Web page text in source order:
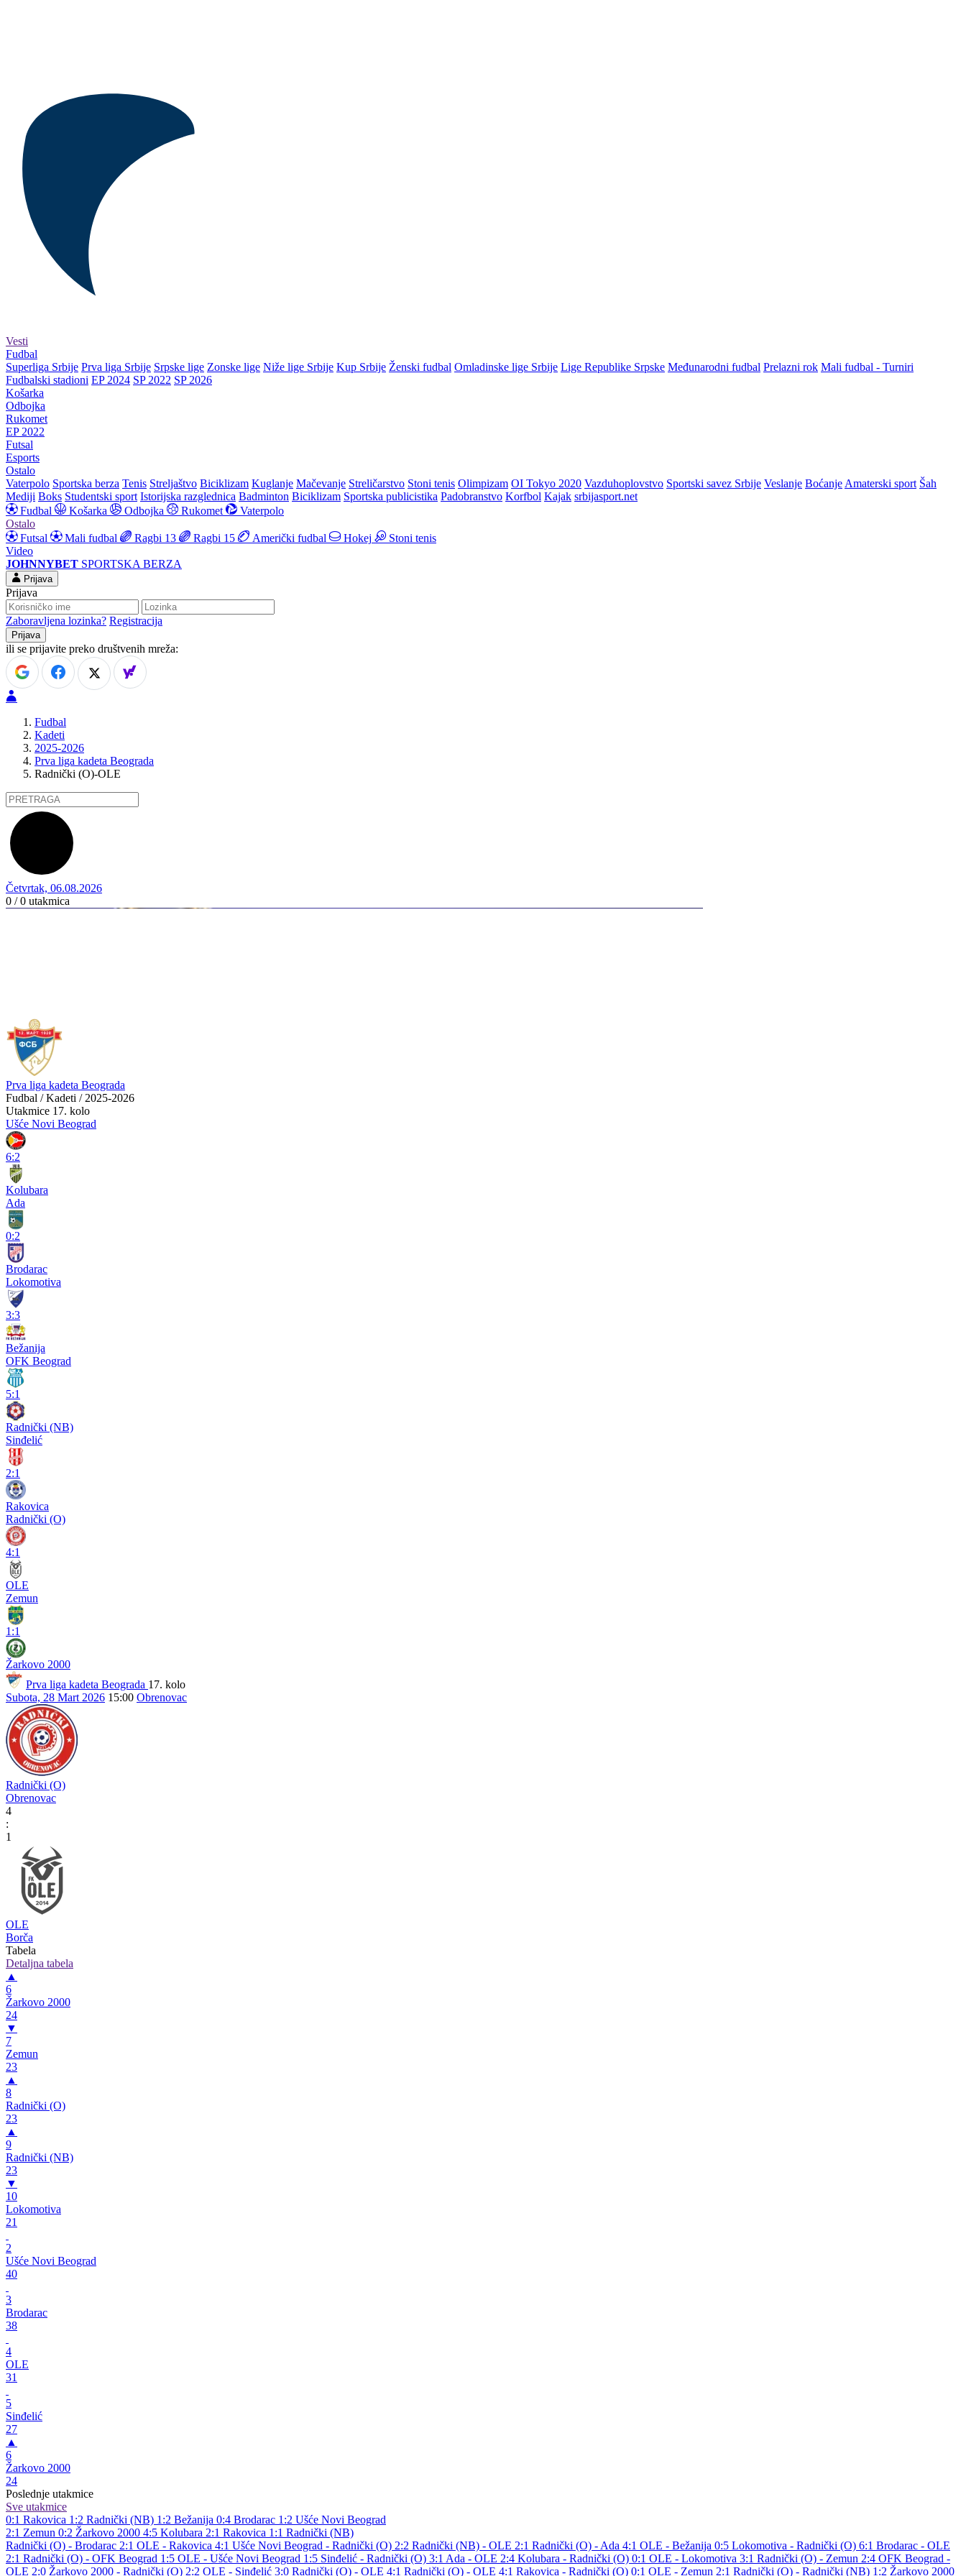
Vesti
Fudbal
Superliga Srbije Prva liga Srbije Srpske lige Zonske lige Niže lige Srbije Kup Srbije Ženski fudbal Omladinske lige Srbije Lige Republike Srpske Međunarodni fudbal Prelazni rok Mali fudbal - Turniri
Fudbalski stadioni EP 2024 SP 2022 SP 2026
Košarka
Odbojka
Rukomet
EP 2022
Futsal
Esports
Ostalo
Vaterpolo Sportska berza Tenis Streljaštvo Biciklizam Kuglanje Mačevanje Streličarstvo Stoni tenis Olimpizam OI Tokyo 2020 Vazduhoplovstvo Sportski savez Srbije Veslanje Boćanje Amaterski sport Šah
Mediji Boks Studentski sport Istorijska razglednica Badminton Biciklizam Sportska publicistika Padobranstvo Korfbol Kajak srbijasport.net
Fudbal
Košarka Odbojka Rukomet
Vaterpolo
Ostalo
Futsal
Mali fudbal Ragbi 13 Ragbi 15 Američki fudbal Hokej
Stoni tenis
Video
JOHNNYBET SPORTSKA BERZA
Prijava
Prijava
Zaboravljena lozinka? Registracija
ili se prijavite preko društvenih mreža:
Fudbal
Kadeti
2025-2026
Prva liga kadeta Beograda
Radnički (O)-OLE
Četvrtak, 06.08.2026
0 / 0 utakmica
Prva liga kadeta Beograda
Fudbal / Kadeti / 2025-2026
Utakmice 17. kolo
Ušće Novi Beograd
6:2
Kolubara
Ada
0:2
Brodarac
Lokomotiva
3:3
Bežanija
OFK Beograd
5:1
Radnički (NB)
Sinđelić
2:1
Rakovica
Radnički (O)
4:1
OLE
Zemun
1:1
Žarkovo 2000
Prva liga kadeta Beograda 17. kolo
Subota, 28 Mart 2026 15:00 Obrenovac
Radnički (O)
Obrenovac
4
:
1
OLE
Borča
Tabela
Detaljna tabela
▲
6
Žarkovo 2000
24
▼
7
Zemun
23
▲
8
Radnički (O)
23
▲
9
Radnički (NB)
23
▼
10
Lokomotiva
21
2
Ušće Novi Beograd
40
3
Brodarac
38
4
OLE
31
5
Sinđelić
27
▲
6
Žarkovo 2000
24
Poslednje utakmice
Sve utakmice
0:1 Rakovica 1:2 Radnički (NB) 1:2 Bežanija 0:4 Brodarac 1:2 Ušće Novi Beograd
2:1 Zemun 0:2 Žarkovo 2000 4:5 Kolubara 2:1 Rakovica 1:1 Radnički (NB)
Radnički (O) - Brodarac 2:1 OLE - Rakovica 4:1 Ušće Novi Beograd - Radnički (O) 2:2 Radnički (NB) - OLE 2:1 Radnički (O) - Ada 4:1 OLE - Bežanija 0:5 Lokomotiva - Radnički (O) 6:1 Brodarac - OLE
2:1 Radnički (O) - OFK Beograd 1:5 OLE - Ušće Novi Beograd 1:5 Sinđelić - Radnički (O) 3:1 Ada - OLE 2:4 Kolubara - Radnički (O) 0:1 OLE - Lokomotiva 3:1 Radnički (O) - Zemun 2:4 OFK Beograd -
OLE 2:0 Žarkovo 2000 - Radnički (O) 2:2 OLE - Sinđelić 3:0 Radnički (O) - OLE 4:1 Radnički (O) - OLE 4:1 Rakovica - Radnički (O) 0:1 OLE - Zemun 2:1 Radnički (O) - Radnički (NB) 1:2 Žarkovo 2000